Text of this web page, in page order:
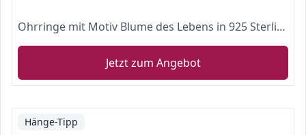
Ohrringe mit Motiv Blume des Lebens in 925 Sterling Silber, hängend
Jetzt zum Angebot
Hänge-Tipp